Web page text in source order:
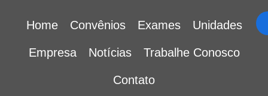
Home Convênios Exames Unidades
Empresa Notícias Trabalhe Conosco
Contato